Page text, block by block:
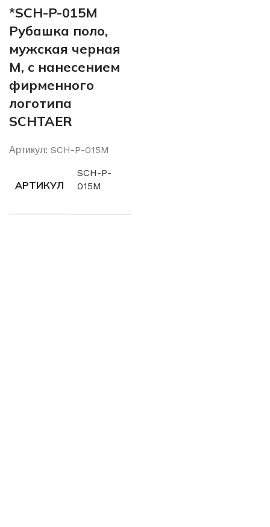
*SCH-P-015M
Рубашка поло,
мужская черная
M, с нанесением
фирменного
логотипа
SCHTAER
Артикул: SCH-P-015M
АРТИКУЛ
SCH-P-
015M